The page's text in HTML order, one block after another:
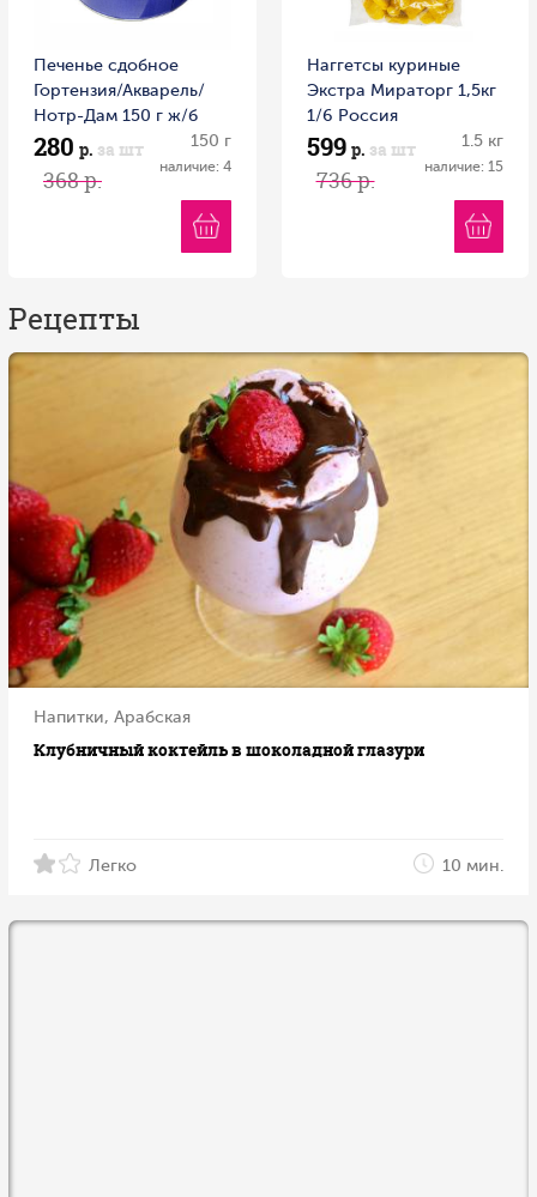
Печенье сдобное
Гортензия/Акварель/
Нотр-Дам 150 г ж/б
Россия
280 р. за шт
368 р.
150 г
наличие: 4
Наггетсы куриные
Экстра Мираторг 1,5кг
1/6 Россия
599 р. за шт
736 р.
1.5 кг
наличие: 15
Рецепты
Напитки, Арабская
Клубничный коктейль в шоколадной глазури
Легко 10 мин.